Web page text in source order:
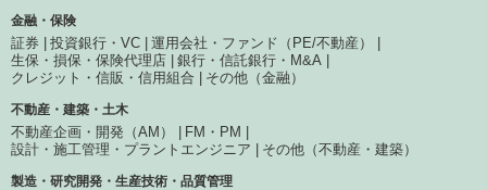
金融・保険
証券 投資銀行・VC
運用会社・ファンド（PE/不動産）
生保・損保・保険代理店
銀行・信託銀行・M&A
クレジット・信販・信用組合
その他（金融）
不動産・建築・土木
不動産企画・開発（AM）
FM・PM
設計・施工管理・プラントエンジニア
その他（不動産・建築）
製造・研究開発・生産技術・品質管理